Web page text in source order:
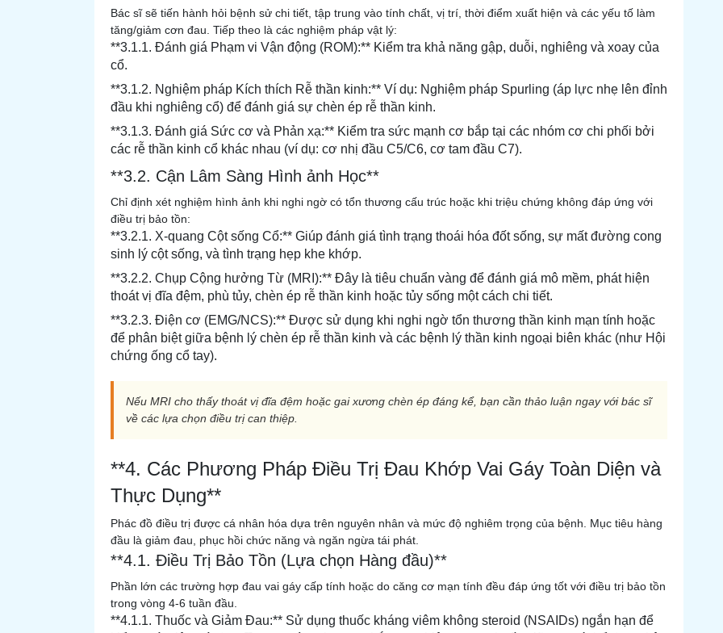
Bác sĩ sẽ tiến hành hỏi bệnh sử chi tiết, tập trung vào tính chất, vị trí, thời điểm xuất hiện và các yếu tố làm
tăng/giảm cơn đau. Tiếp theo là các nghiệm pháp vật lý:
**3.1.1. Đánh giá Phạm vi Vận động (ROM):** Kiểm tra khả năng gập, duỗi, nghiêng và xoay của
cổ.
**3.1.2. Nghiệm pháp Kích thích Rễ thần kinh:** Ví dụ: Nghiệm pháp Spurling (áp lực nhẹ lên đỉnh
đầu khi nghiêng cổ) để đánh giá sự chèn ép rễ thần kinh.
**3.1.3. Đánh giá Sức cơ và Phản xạ:** Kiểm tra sức mạnh cơ bắp tại các nhóm cơ chi phối bởi
các rễ thần kinh cổ khác nhau (ví dụ: cơ nhị đầu C5/C6, cơ tam đầu C7).
**3.2. Cận Lâm Sàng Hình ảnh Học**
Chỉ định xét nghiệm hình ảnh khi nghi ngờ có tổn thương cấu trúc hoặc khi triệu chứng không đáp ứng với
điều trị bảo tồn:
**3.2.1. X-quang Cột sống Cổ:** Giúp đánh giá tình trạng thoái hóa đốt sống, sự mất đường cong
sinh lý cột sống, và tình trạng hẹp khe khớp.
**3.2.2. Chụp Cộng hưởng Từ (MRI):** Đây là tiêu chuẩn vàng để đánh giá mô mềm, phát hiện
thoát vị đĩa đệm, phù tủy, chèn ép rễ thần kinh hoặc tủy sống một cách chi tiết.
**3.2.3. Điện cơ (EMG/NCS):** Được sử dụng khi nghi ngờ tổn thương thần kinh mạn tính hoặc
để phân biệt giữa bệnh lý chèn ép rễ thần kinh và các bệnh lý thần kinh ngoại biên khác (như Hội
chứng ống cổ tay).
Nếu MRI cho thấy thoát vị đĩa đệm hoặc gai xương chèn ép đáng kể, bạn cần thảo luận ngay với bác sĩ
về các lựa chọn điều trị can thiệp.
**4. Các Phương Pháp Điều Trị Đau Khớp Vai Gáy Toàn Diện và
Thực Dụng**
Phác đồ điều trị được cá nhân hóa dựa trên nguyên nhân và mức độ nghiêm trọng của bệnh. Mục tiêu hàng
đầu là giảm đau, phục hồi chức năng và ngăn ngừa tái phát.
**4.1. Điều Trị Bảo Tồn (Lựa chọn Hàng đầu)**
Phần lớn các trường hợp đau vai gáy cấp tính hoặc do căng cơ mạn tính đều đáp ứng tốt với điều trị bảo tồn
trong vòng 4-6 tuần đầu.
**4.1.1. Thuốc và Giảm Đau:** Sử dụng thuốc kháng viêm không steroid (NSAIDs) ngắn hạn để